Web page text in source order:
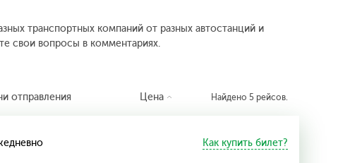
транспортных компаний от разных автостанций и
свои вопросы в комментариях.
отправления Цена Найдено 5 рейсов.
Как купить билет?